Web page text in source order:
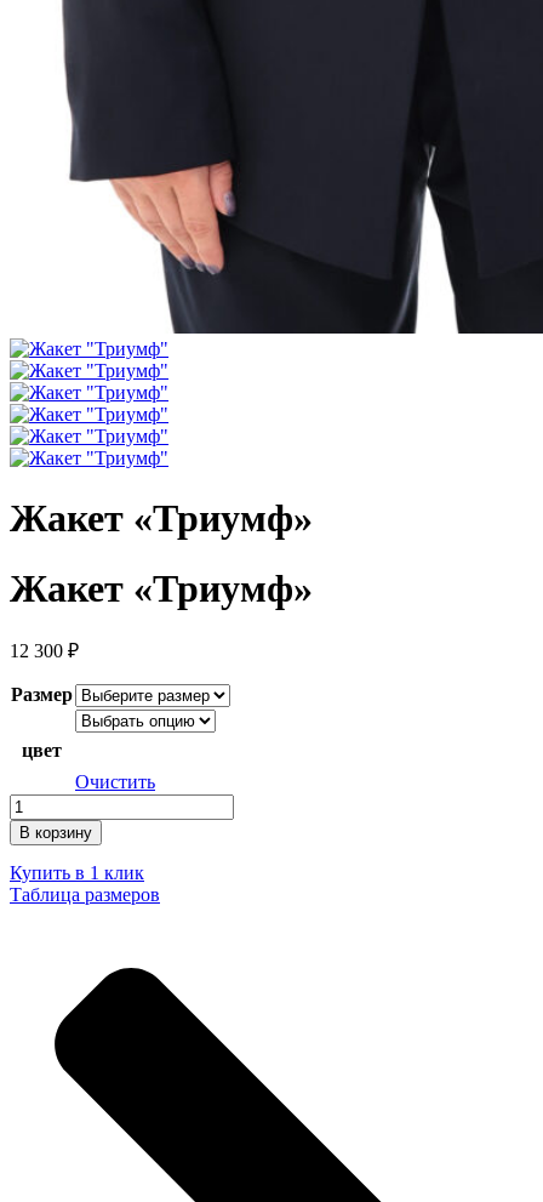
Жакет «Триумф»
Жакет «Триумф»
12 300 ₽
Размер
цвет
Очистить
Количество
товара
Жакет
"Триумф"
В корзину
Купить в 1 клик
Таблица размеров